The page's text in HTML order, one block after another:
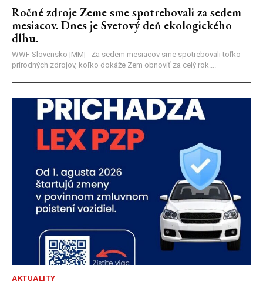
Ročné zdroje Zeme sme spotrebovali za sedem
mesiacov. Dnes je Svetový deň ekologického
dlhu.
WWF Slovensko |MM| Za sedem mesiacov sme spotrebovali toľko
prírodných zdrojov, koľko dokáže Zem obnoviť za celý rok....
AKTUALITY